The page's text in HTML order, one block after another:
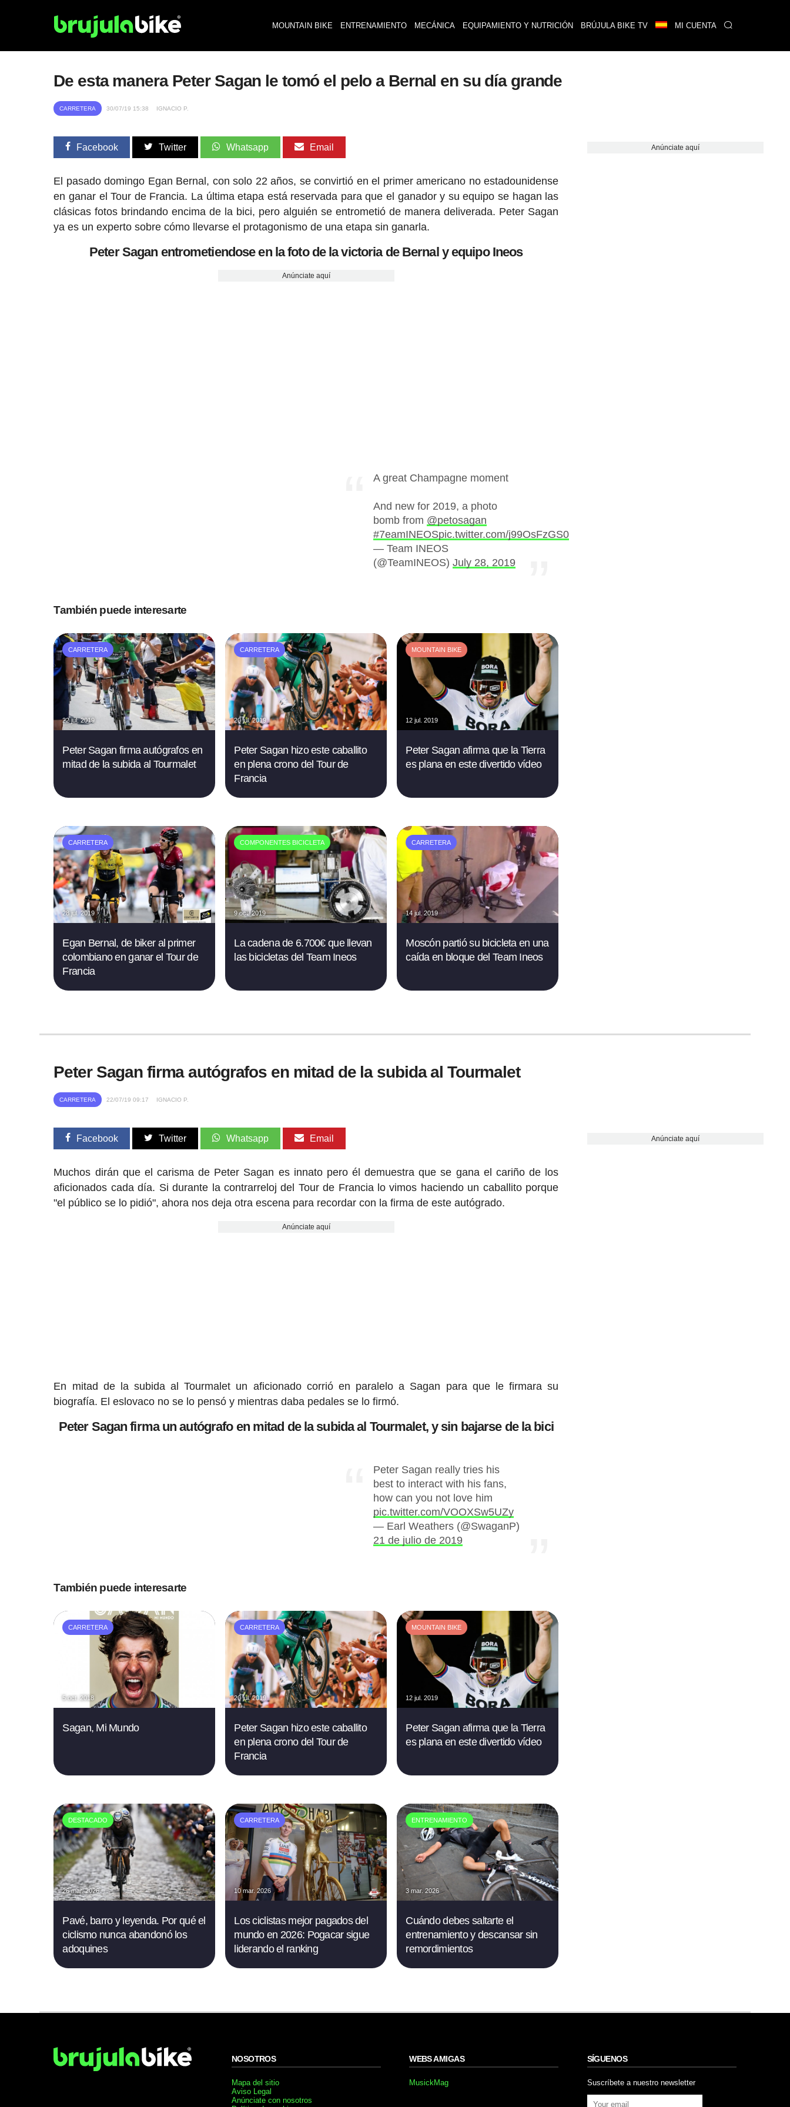
MOUNTAIN BIKE ENTRENAMIENTO MECÁNICA EQUIPAMIENTO Y NUTRICIÓN BRÚJULA BIKE TV MI CUENTA
De esta manera Peter Sagan le tomó el pelo a Bernal en su día grande
CARRETERA 30/07/19 15:38 IGNACIO P.
Facebook Twitter Whatsapp Email
El pasado domingo Egan Bernal, con solo 22 años, se convirtió en el primer americano no estadounidense
en ganar el Tour de Francia. La última etapa está reservada para que el ganador y su equipo se hagan las
clásicas fotos brindando encima de la bici, pero alguién se entrometió de manera deliverada. Peter Sagan
ya es un experto sobre cómo llevarse el protagonismo de una etapa sin ganarla.
Peter Sagan entrometiendose en la foto de la victoria de Bernal y equipo Ineos
Anúnciate aquí
A great Champagne moment
And new for 2019, a photo
bomb from @petosagan
#7eamINEOSpic.twitter.com/j99OsFzGS0
— Team INEOS
(@TeamINEOS)July 28, 2019
También puede interesarte
CARRETERA
22 jul. 2019
Peter Sagan firma autógrafos en
mitad de la subida al Tourmalet
CARRETERA
20 jul. 2019
Peter Sagan hizo este caballito
en plena crono del Tour de
Francia
MOUNTAIN BIKE
12 jul. 2019
Peter Sagan afirma que la Tierra
es plana en este divertido vídeo
CARRETERA
28 jul. 2019
Egan Bernal, de biker al primer
colombiano en ganar el Tour de
Francia
COMPONENTES BICICLETA
9 oct. 2019
La cadena de 6.700€ que llevan
las bicicletas del Team Ineos
CARRETERA
14 jul. 2019
Moscón partió su bicicleta en una
caída en bloque del Team Ineos
Anúnciate aquí
Peter Sagan firma autógrafos en mitad de la subida al Tourmalet
CARRETERA 22/07/19 09:17 IGNACIO P.
Facebook Twitter Whatsapp Email
Muchos dirán que el carisma de Peter Sagan es innato pero él demuestra que se gana el cariño de los
aficionados cada día. Si durante la contrarreloj del Tour de Francia lo vimos haciendo un caballito porque
"el público se lo pidió", ahora nos deja otra escena para recordar con la firma de este autógrado.
Anúnciate aquí
En mitad de la subida al Tourmalet un aficionado corrió en paralelo a Sagan para que le firmara su
biografía. El eslovaco no se lo pensó y mientras daba pedales se lo firmó.
Peter Sagan firma un autógrafo en mitad de la subida al Tourmalet, y sin bajarse de la bici
Peter Sagan really tries his
best to interact with his fans,
how can you not love him
pic.twitter.com/VOOXSw5UZy
— Earl Weathers (@SwaganP)
21 de julio de 2019
También puede interesarte
CARRETERA
5 oct. 2018
Sagan, Mi Mundo
CARRETERA
20 jul. 2019
Peter Sagan hizo este caballito
en plena crono del Tour de
Francia
MOUNTAIN BIKE
12 jul. 2019
Peter Sagan afirma que la Tierra
es plana en este divertido vídeo
DESTACADO
26 mar. 2026
Pavé, barro y leyenda. Por qué el
ciclismo nunca abandonó los
adoquines
CARRETERA
10 mar. 2026
Los ciclistas mejor pagados del
mundo en 2026: Pogacar sigue
liderando el ranking
ENTRENAMIENTO
3 mar. 2026
Cuándo debes saltarte el
entrenamiento y descansar sin
remordimientos
Anúnciate aquí
NOSOTROS
Mapa del sitio
Aviso Legal
Anúnciate con nosotros
WEBS AMIGAS
MusickMag
SÍGUENOS
Suscríbete a nuestro newsletter